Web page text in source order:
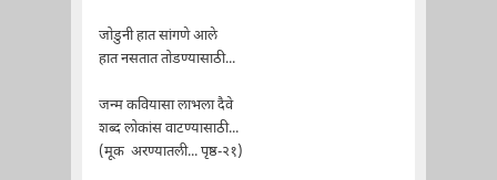
जोडुनी हात सांगणे आले
हात नसतात तोडण्यासाठी...
जन्म कवियासा लाभला दैवे
शब्द लोकांस वाटण्यासाठी...
(मूक अरण्यातली... पृष्ठ-२१)